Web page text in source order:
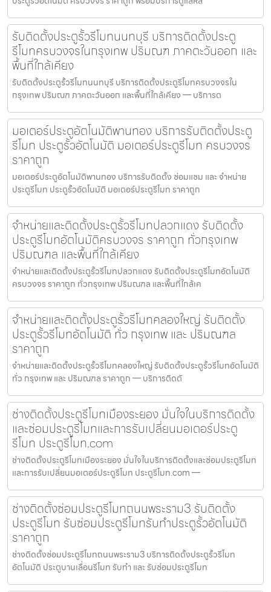
รับติดตั้งประตูรั้วรีโมทนนทบุรี บริการติดตั้งประตู
รีโมทครบวงจรในกรุงเทพ ปริมณฑ ภาคตะวันออก และ
พื้นที่ใกล้เคียง
รับติดตั้งประตูรั้วรีโมทนนทบุรี บริการติดตั้งประตูรีโมทครบวงจรใน
กรุงเทพ ปริมณฑ ภาคตะวันออก และพื้นที่ใกล้เคียง — บริการต
มอเตอร์ประตูอัตโนมัติพานทอง บริการรับติดตั้งประตู
รีโมท ประตูรั้วอัตโนมัติ มอเตอร์ประตูรีโมท ครบวงจร
ราคาถูก
มอเตอร์ประตูอัตโนมัติพานทอง บริการรับติดตั้ง ซ่อมแซม และ จำหน่าย
ประตูรีโมท ประตูรั้วอัตโนมัติ มอเตอร์ประตูรีโมท ราคาถูก
จำหน่ายและติดตั้งประตูรั้วรีโมทปลวกแดง รับติดตั้ง
ประตูรีโมทอัตโนมัติครบวงจร ราคาถูก ทั่วกรุงเทพ
ปริมณฑล และพื้นที่ใกล้เคียง
จำหน่ายและติดตั้งประตูรั้วรีโมทปลวกแดง รับติดตั้งประตูรีโมทอัตโนมัติ
ครบวงจร ราคาถูก ทั่วกรุงเทพ ปริมณฑล และพื้นที่ใกล้เค
จำหน่ายและติดตั้งประตูรั้วรีโมทคลองใหญ่ รับติดตั้ง
ประตูรั้วรีโมทอัตโนมัติ ทั่ว กรุงเทพ และ ปริมณฑล
ราคาถูก
จำหน่ายและติดตั้งประตูรั้วรีโมทคลองใหญ่ รับติดตั้งประตูรั้วรีโมทอัตโนมัติ
ทั่ว กรุงเทพ และ ปริมณฑล ราคาถูก — บริการติดตั
ช่างติดตั้งประตูรีโมทเมืองระยอง มั่นใจในบริการติดตั้ง
และซ่อมประตูรีโมทและการรับเปลี่ยนมอเตอร์ประตู
รีโมท ประตูรีโมท.com
ช่างติดตั้งประตูรีโมทเมืองระยอง มั่นใจในบริการติดตั้งและซ่อมประตูรีโมท
และการรับเปลี่ยนมอเตอร์ประตูรีโมท ประตูรีโมท.com —
ช่างติดตั้งซ่อมประตูรีโมทถนนพระราม3 รับติดตั้ง
ประตูรีโมท รับซ่อมประตูรีโมทรับทำประตูรั้วอัตโนมัติ
ราคาถูก
ช่างติดตั้งซ่อมประตูรีโมทถนนพระราม3 บริการติดตั้งประตูรั้วรีโมท
อัตโนมัติ ประตูบานเลื่อนรีโมท รับทำ และ รับซ่อมประตูรีโมท